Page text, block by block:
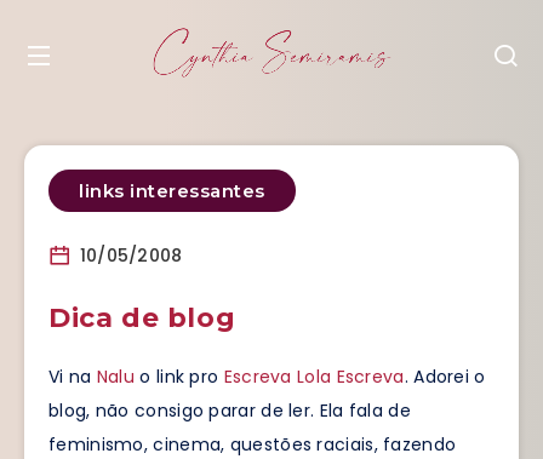
links interessantes
10/05/2008
Dica de blog
Vi na Nalu o link pro Escreva Lola Escreva. Adorei o
blog, não consigo parar de ler. Ela fala de
feminismo, cinema, questões raciais, fazendo